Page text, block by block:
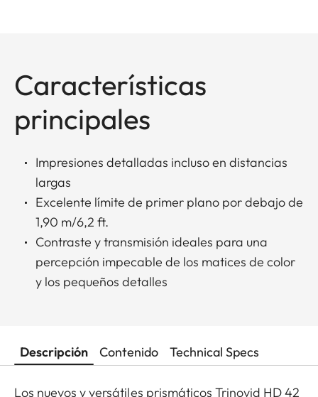
Características
principales
Impresiones detalladas incluso en distancias
largas
Excelente límite de primer plano por debajo de
1,90 m/6,2 ft.
Contraste y transmisión ideales para una
percepción impecable de los matices de color
y los pequeños detalles
Descripción Contenido Technical Specs
Los nuevos y versátiles prismáticos Trinovid HD 42